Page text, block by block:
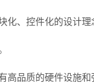
化、控件化的设计
高品质的硬件设施